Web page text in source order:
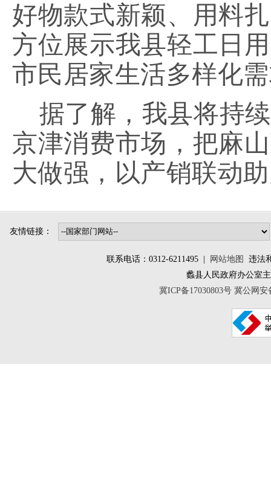
好物款式新颖、用料
方位展示我县轻工日
市民居家生活多样化
据了解，我县将持
京津消费市场，把麻
大做强，以产销联动
友情链接：
联系电话：0312-6211495 | 网站地图
违法
蠡县人民政府办公
冀ICP备17030803号 冀公网安